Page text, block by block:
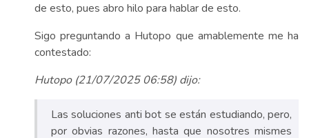
de esto, pues abro hilo para hablar de esto.
Sigo preguntando a Hutopo que amablemente me ha
contestado:
Hutopo (21/07/2025 06:58) dijo:
Las soluciones anti bot se están estudiando, pero,
por obvias razones, hasta que nosotres mismes